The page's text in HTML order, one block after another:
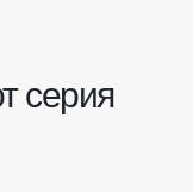
серия